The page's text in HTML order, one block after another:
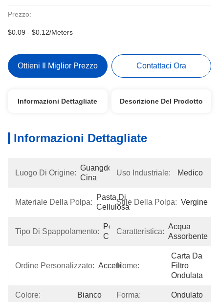
Prezzo:
$0.09 - $0.12/Meters
Ottieni Il Miglior Prezzo Contattaci Ora
Informazioni Dettagliate Descrizione Del Prodotto
Informazioni Dettagliate
Luogo Di Origine:
Guangdong,
Cina
Uso Industriale: Medico
Materiale Della Polpa:
Pasta Di
Cellulosa
Stile Della Polpa: Vergine
Tipo Di Spappolamento:
Polpa
Chimica
Caratteristica:
Acqua
Assorbente
Ordine Personalizzato: AccettiNome:
Carta Da
Filtro
Ondulata
Colore: Bianco Forma: Ondulato